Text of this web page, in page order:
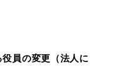
員の変更（法人に